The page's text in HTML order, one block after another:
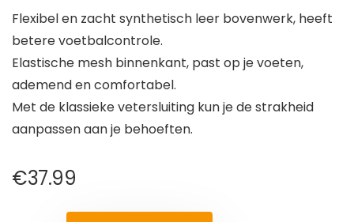
Flexibel en zacht synthetisch leer bovenwerk, heeft
betere voetbalcontrole.
Elastische mesh binnenkant, past op je voeten,
ademend en comfortabel.
Met de klassieke vetersluiting kun je de strakheid
aanpassen aan je behoeften.
€37.99